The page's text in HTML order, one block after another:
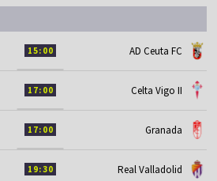
15:00 AD Ceuta FC
17:00 Celta Vigo II
17:00 Granada
19:30 Real Valladolid